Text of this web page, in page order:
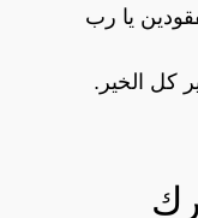
يا رب
كل الخير.